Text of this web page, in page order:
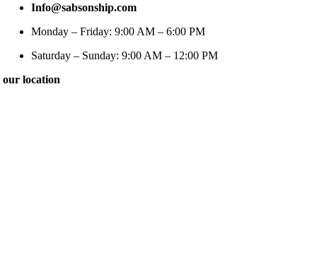
Info@sabsonship.com
Monday – Friday: 9:00 AM – 6:00 PM
Saturday – Sunday: 9:00 AM – 12:00 PM
our location